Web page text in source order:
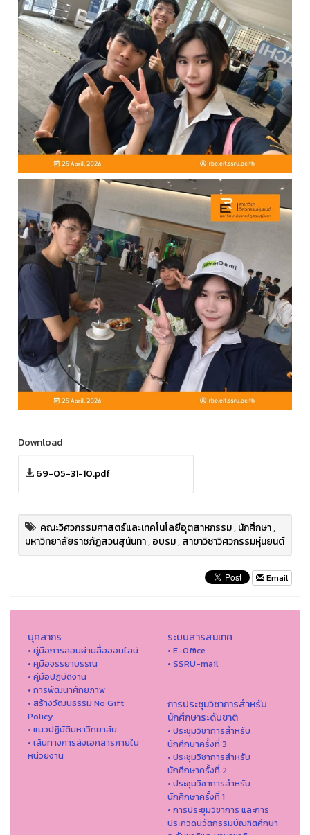
Download
69-05-31-10.pdf
คณะวิศวกรรมศาสตร์และเทคโนโลยีอุตสาหกรรม,นักศึกษา,
มหาวิทยาลัยราชภัฏสวนสุนันทา,อบรม,สาขาวิชาวิศวกรรมหุ่นยนต์
Email
บุคลากร
• คู่มือการสอนผ่านสื่อออนไลน์
• คูมือจรรยาบรรณ
• คู่มือปฏิบัติงาน
• การพัฒนาศักยภาพ
• สร้างวัฒนธรรม No Gift
Policy
• แนวปฏิบัติมหาวิทยาลัย
• เส้นทางการส่งเอกสารภายใน
หน่วยงาน
ระบบสารสนเทศ
• E-Office
• SSRU-mail
การประชุมวิชาการสำหรับ
นักศึกษาระดับชาติ
• ประชุมวิชาการสำหรับ
นักศึกษาครั้งที่ 3
• ประชุมวิชาการสำหรับ
นักศึกษาครั้งที่ 2
• ประชุมวิชาการสำหรับ
นักศึกษาครั้งที่ 1
• การประชุมวิชาการ และการ
ประกวดนวัตกรรมบัณฑิตศึกษา